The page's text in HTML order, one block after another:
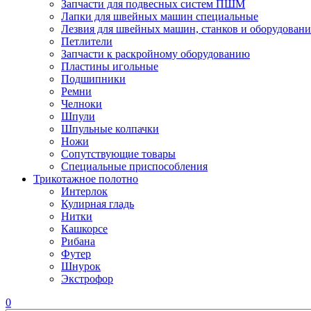
Запчасти для подвесных систем ПШМ
Лапки для швейных машин специальные
Лезвия для швейных машин, станков и
Петлители
Запчасти к раскройному оборудованию
Пластины игольные
Подшипники
Ремни
Челноки
Шпули
Шпульные колпачки
Ножи
Сопутствующие товары
Специальные приспособления
Трикотажное полотно
Интерлок
Кулирная гладь
Нитки
Кашкорсе
Рибана
Футер
Шнурок
Экстрофор
0